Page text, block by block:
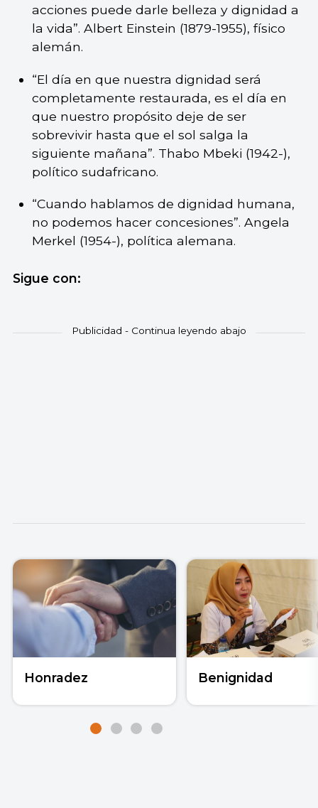
acciones puede darle belleza y dignidad a
la vida”. Albert Einstein (1879-1955), físico
alemán.
“El día en que nuestra dignidad será
completamente restaurada, es el día en
que nuestro propósito deje de ser
sobrevivir hasta que el sol salga la
siguiente mañana”. Thabo Mbeki (1942-),
político sudafricano.
“Cuando hablamos de dignidad humana,
no podemos hacer concesiones”. Angela
Merkel (1954-), política alemana.
Sigue con:
Honradez Benignidad